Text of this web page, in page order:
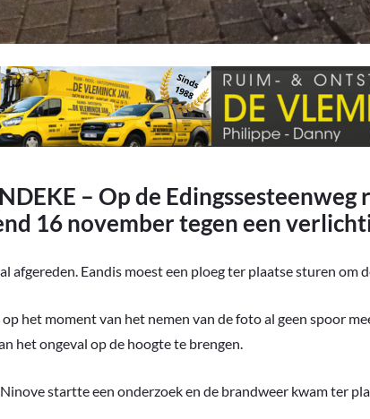
– Op de
16 november tegen een
afgereden. Eandis moest een ploeg ter plaatse sturen om
het moment van het nemen van de foto al geen spoor
het ongeval op de hoogte te brengen.
startte een onderzoek en de brandweer kwam ter